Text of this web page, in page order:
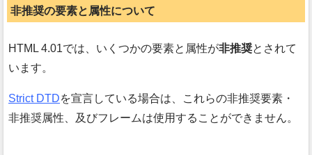
非推奨の要素と属性について
HTML 4.01では、いくつかの要素と属性が非推奨とされて
います。
Strict DTDを宣言している場合は、これらの非推奨要素・
非推奨属性、及びフレームは使用することができません。